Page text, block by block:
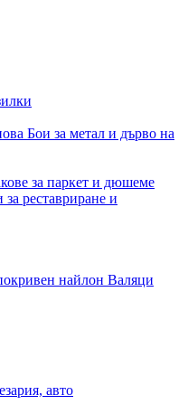
Бои за метал и дърво на
за паркет и дюшеме
реставриране и
найлон Валяци
авто